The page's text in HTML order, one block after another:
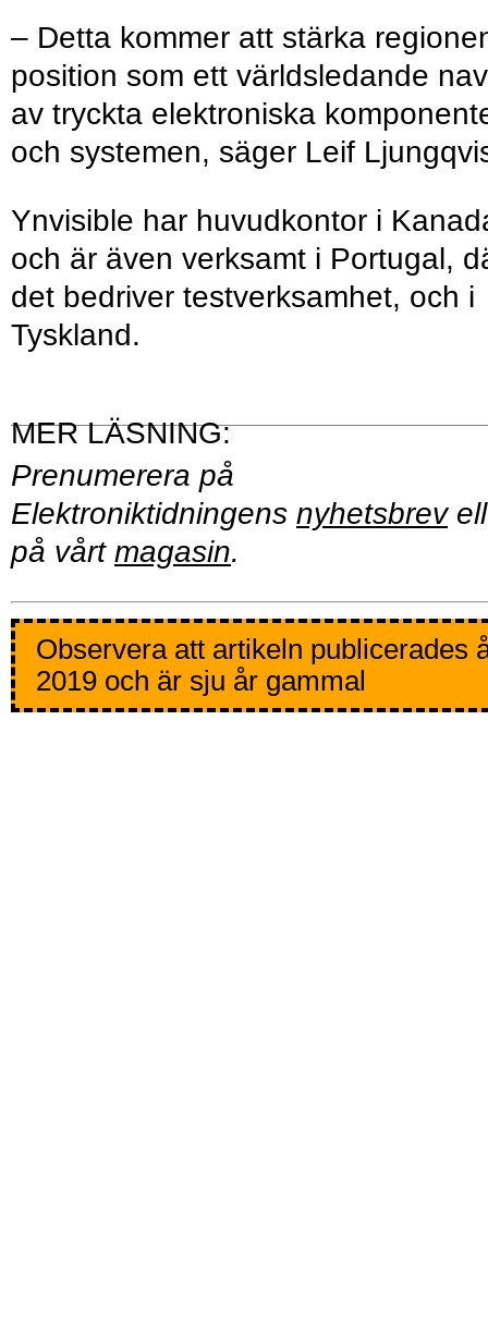
– Detta kommer att stärka
position som ett världsledande nav
av tryckta elektroniska
och systemen, säger Leif
Ynvisible har huvudkontor i
och är även verksamt i Portugal,
det bedriver testverksamhet, och i
Tyskland.
Prenumerera på
Elektroniktidningens nyhetsbrev
på vårt magasin.
Observera att artikeln publicerades
2019 och är sju år gammal